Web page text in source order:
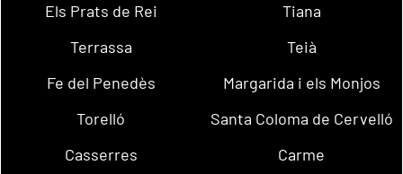
Els Prats de Rei
Tiana
Terrassa
Teià
Fe del Penedès
Margarida i els Monjos
Torelló
Santa Coloma de Cervelló
Casserres
Carme